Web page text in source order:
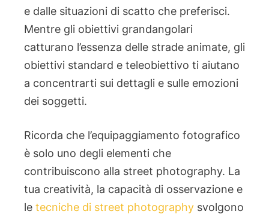
e dalle situazioni di scatto che preferisci.
Mentre gli obiettivi grandangolari
catturano l’essenza delle strade animate, gli
obiettivi standard e teleobiettivo ti aiutano
a concentrarti sui dettagli e sulle emozioni
dei soggetti.
Ricorda che l’equipaggiamento fotografico
è solo uno degli elementi che
contribuiscono alla street photography. La
tua creatività, la capacità di osservazione e
le tecniche di street photography svolgono